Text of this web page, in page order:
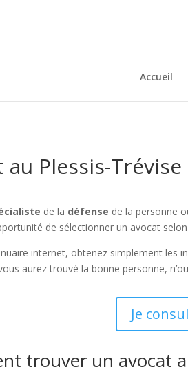
Accueil
au Plessis-Trévise
de la défense de la personne
de sélectionner un avocat
internet, obtenez simplement les
aurez trouvé la bonne personne,
Je
trouver un avocat